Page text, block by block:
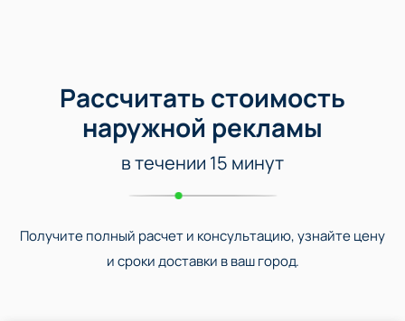
Рассчитать стоимость
наружной рекламы
в течении 15 минут
Получите полный расчет и консультацию, узнайте цену
и сроки доставки в ваш город.